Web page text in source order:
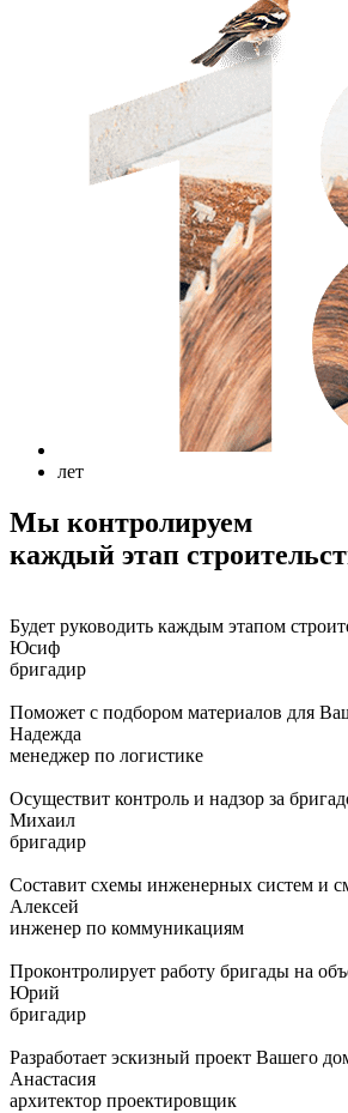
лет
Мы контролируем
каждый этап
Будет руководить каждым этапом
Юсиф
бригадир
Поможет с подбором материалов для
Надежда
менеджер по логистике
Осуществит контроль и надзор за
Михаил
бригадир
Составит схемы инженерных систем и
Алексей
инженер по коммуникациям
Проконтролирует работу бригады на
Юрий
бригадир
Разработает эскизный проект Вашего
Анастасия
архитектор проектировщик